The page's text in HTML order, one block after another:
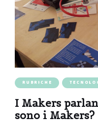
RUBRICHE
I Makers
sono i Makers?